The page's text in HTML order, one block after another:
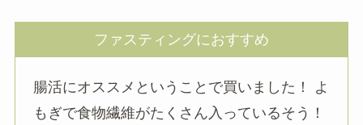
ファスティングにおすすめ
腸活にオススメということで買いました！ よ
もぎで食物繊維がたくさん入っているそう！